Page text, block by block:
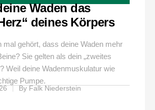
Waden das
deines Körpers
mal gehört, dass deine Waden mehr
Sie gelten als dein „zweites
Weil deine Wadenmuskulatur wie
Pumpe.
ByFalk Niederstein